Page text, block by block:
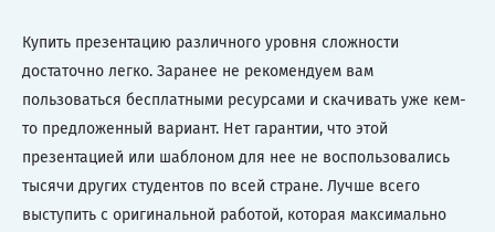
Купить презентацию различного уровня сложности
достаточно легко. Заранее не рекомендуем вам
пользоваться бесплатными ресурсами и скачивать уже кем-
то предложенный вариант. Нет гарантии, что этой
презентацией или шаблоном для нее не воспользовались
тысячи других студентов по всей стране. Лучше всего
выступить с оригинальной работой, которая максимально